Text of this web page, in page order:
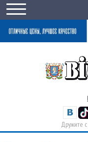
Дружите